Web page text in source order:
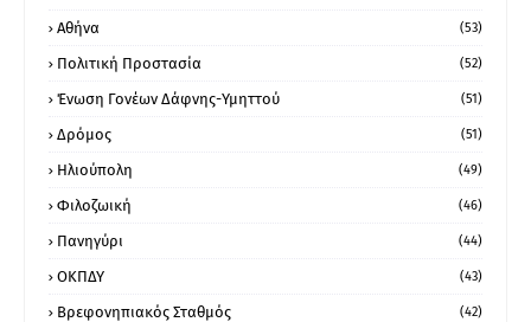
Αθήνα (53)
Πολιτική Προστασία (52)
Ένωση Γονέων Δάφνης-Υμηττού (51)
Δρόμος (51)
Ηλιούπολη (49)
Φιλοζωική (46)
Πανηγύρι (44)
ΟΚΠΔΥ (43)
Βρεφονηπιακός Σταθμός (42)